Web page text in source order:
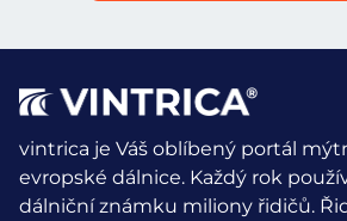
vintrica je Váš oblíbený portál
evropské dálnice. Každý rok
dálniční známku miliony řidičů.